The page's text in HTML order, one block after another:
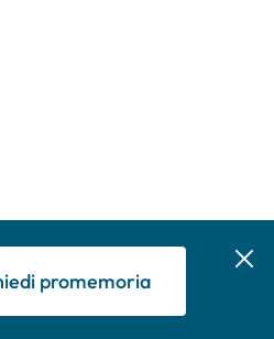
promemoria